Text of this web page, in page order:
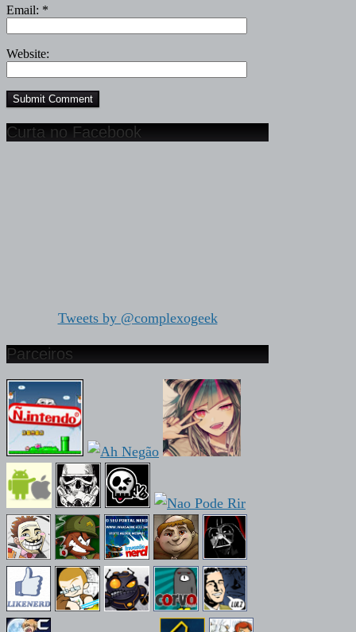
Email: *
Website:
Curta no Facebook
Tweets by @complexogeek
Parceiros